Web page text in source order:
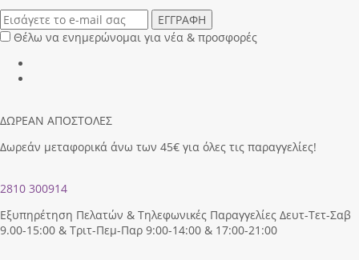
ΕΓΓΡΑΦΗ
Θέλω να ενημερώνομαι για νέα & προσφορές
ΔΩΡΕΑΝ ΑΠΟΣΤΟΛΕΣ
Δωρεάν μεταφορικά άνω των 45€ για όλες τις παραγγελίες!
2810 300914
Εξυπηρέτηση Πελατών & Τηλεφωνικές Παραγγελίες Δευτ-Τετ-Σαβ
9.00-15:00 & Τριτ-Πεμ-Παρ 9:00-14:00 & 17:00-21:00